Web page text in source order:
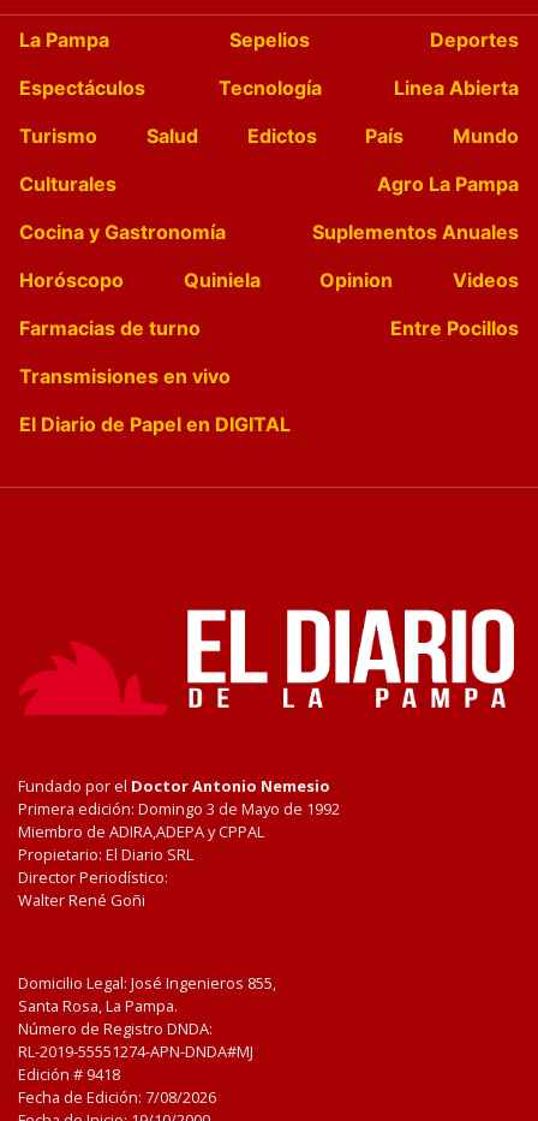
La Pampa Sepelios
Deportes
Espectáculos
Tecnología
Linea Abierta
Turismo
Salud Edictos País
Mundo
Culturales
Agro La Pampa
Cocina y Gastronomía
Suplementos Anuales
Horóscopo
Quiniela Opinion
Videos
Farmacias de turno
Entre Pocillos
Transmisiones en vivo
El Diario de Papel en DIGITAL
Fundado por el Doctor Antonio Nemesio
Primera edición: Domingo 3 de Mayo de 1992
Miembro de ADIRA,ADEPA y CPPAL
Propietario: El Diario SRL
Director Periodístico:
Walter René Goñi
Domicilio Legal: José Ingenieros 855,
Santa Rosa, La Pampa.
Número de Registro DNDA:
RL-2019-55551274-APN-DNDA#MJ
Edición # 9418
Fecha de Edición: 7/08/2026